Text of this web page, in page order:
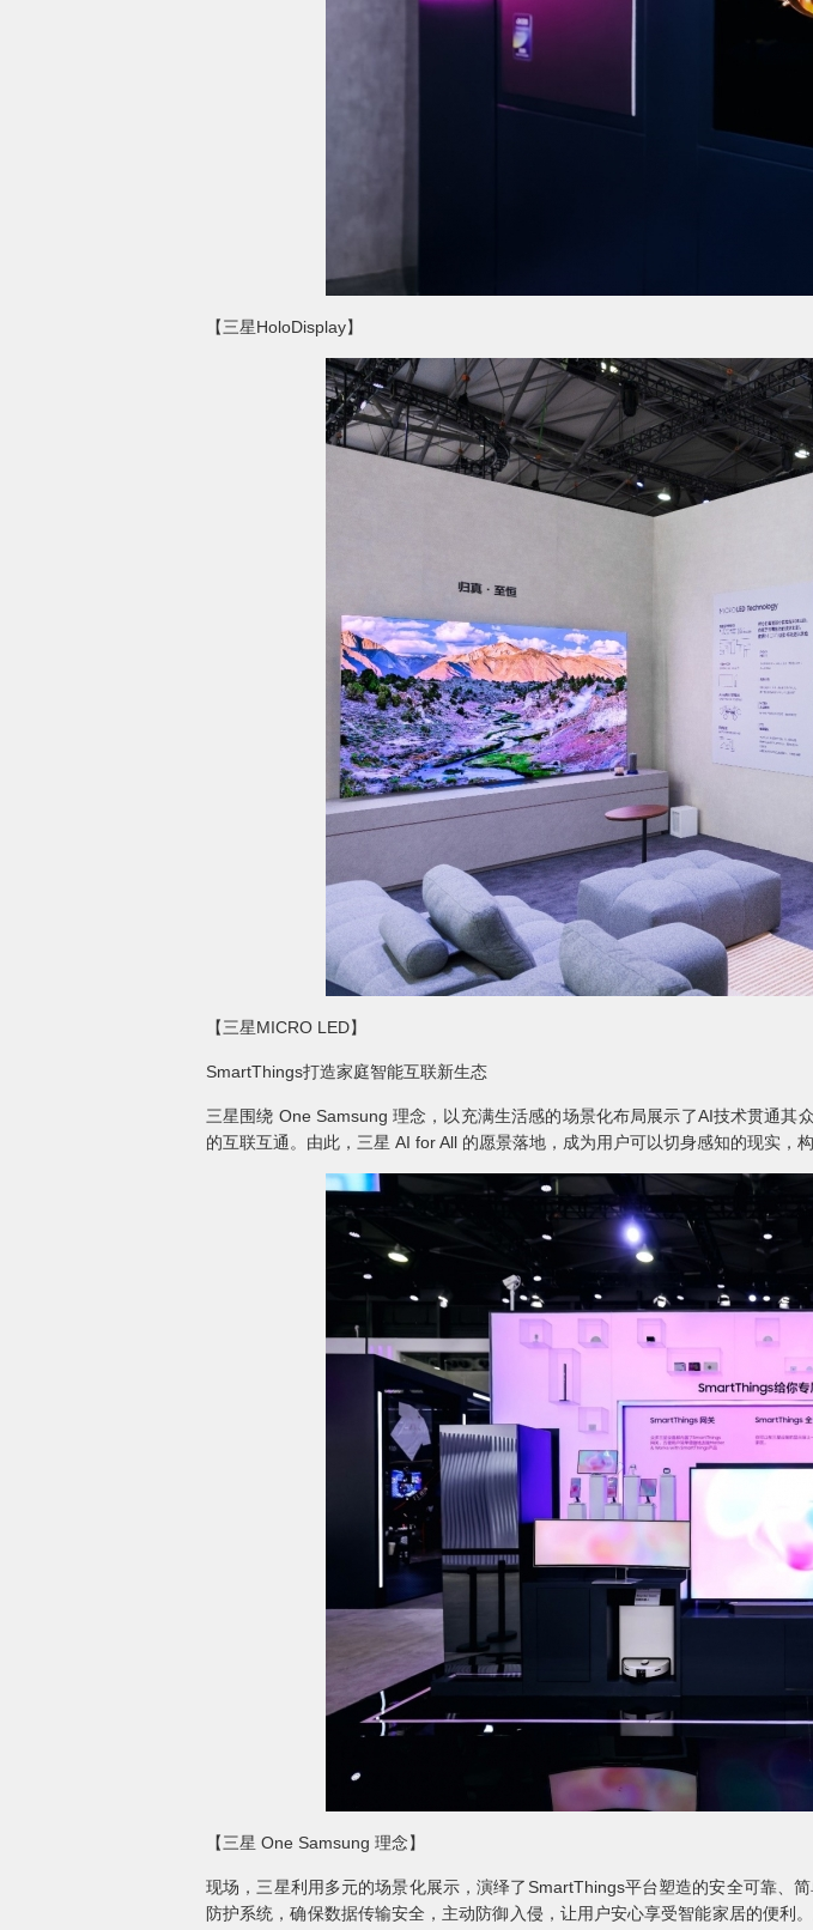
【三星HoloDisplay】
【三星MICRO LED】
SmartThings打造家庭智能互联新生态
三星围绕 One Samsung 理念，以充满生活感的场景化布局展示了AI技术贯通
的互联互通。由此，三星 AI for All 的愿景落地，成为用户可以切身感知的现实，
【三星 One Samsung 理念】
现场，三星利用多元的场景化展示，演绎了SmartThings平台塑造的安全可靠、
防护系统，确保数据传输安全，主动防御入侵，让用户安心享受智能家居的便